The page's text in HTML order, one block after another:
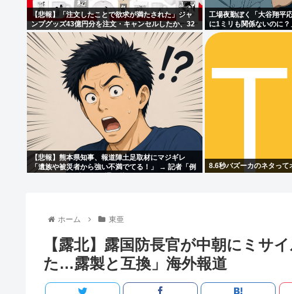
【悲報】「注文したことで欲求が満たされた」ジャ
ンプグッズ43億円分を注文・キャンセルしたか、32
歳女逮捕
工場夜勤ぼく「大谷翔平
に1ミリも関係ないのに
【悲報】熊本県知事、報道陣土足取材にマジギレ
「遺族や被災者から強い不満でてる！」 → 記者「例
8.6秒バズーカのネタって
ホーム 東亜
【露北】露国防長官が中朝にミサ
た…露製と互換」海外報道